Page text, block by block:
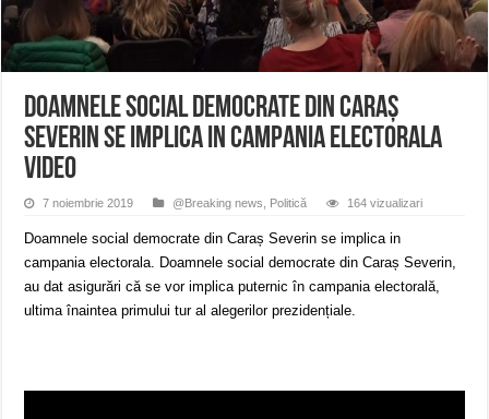
ANUNȚ OPRIRE APĂ în Reșița, cartier Țerova – avarie – 04.08.2026
ANUNȚ OPRIRE APĂ în Reșița – avarie – 03.08.2026 – Calea Caransebeșului
Doamnele social democrate din Caraș
Severin se implica in campania electorala
VIDEO
7 noiembrie 2019 @Breaking news, Politică 164 vizualizari
Doamnele social democrate din Caraș Severin se implica in
campania electorala. Doamnele social democrate din Caraș Severin,
au dat asigurări că se vor implica puternic în campania electorală,
ultima înaintea primului tur al alegerilor prezidențiale.